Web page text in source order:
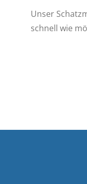
Unser
schnell wie